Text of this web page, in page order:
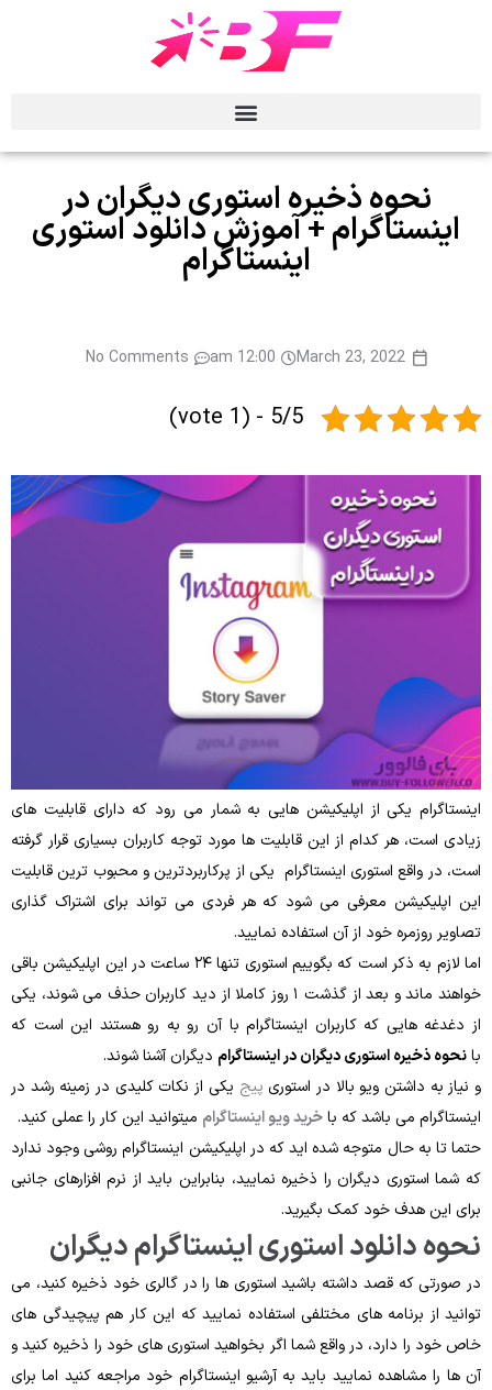
نحوه ذخیره استوری دیگران در
اینستاگرام + آموزش دانلود استوری
اینستاگرام
March 23, 2022
12:00 am
No Comments
5/5 - (1 vote)
اینستاگرام یکی از اپلیکیشن ‌هایی به شمار می‌ رود که دارای قابلیت‌ های
زیادی است، هر کدام از این قابلیت ‌ها مورد توجه کاربران بسیاری قرار گرفته
‌است، در واقع استوری اینستاگرام یکی از پرکاربردترین و محبوب ‌ترین قابلیت
این اپلیکیشن معرفی می ‌شود که هر فردی می ‌تواند برای اشتراک‌ گذاری
تصاویر روزمره خود از آن استفاده نمایید.
اما لازم به ذکر است که بگوییم استوری تنها ۲۴ ساعت در این اپلیکیشن باقی
خواهند ماند و بعد از گذشت ۱ روز کاملا از دید کاربران حذف می ‌شوند، یکی
از دغدغه‌ هایی که کاربران اینستاگرام با آن رو به رو هستند این است که
بانحوه ذخیره استوری دیگران در اینستاگرام دیگران آشنا شوند.
و نیاز به داشتن ویو بالا در استوری پیج یکی از نکات کلیدی در زمینه رشد در
اینستاگرام می باشد که باخرید ویو اینستاگرام میتوانید این کار را عملی کنید.
حتما تا به ‌حال متوجه شده ‌اید که در اپلیکیشن اینستاگرام روشی وجود ندارد
که شما استوری دیگران را ذخیره نمایید، بنابراین باید از نرم‌ افزارهای جانبی
برای این هدف خود کمک بگیرید.
نحوه‌ دانلود استوری اینستاگرام دیگران
در صورتی ‌که قصد داشته باشید استوری ها را در گالری خود ذخیره کنید، می
‌توانید از برنامه ‌های مختلفی استفاده نمایید که این کار هم پیچیدگی‌ های
خاص خود را دارد، در واقع شما اگر بخواهید استوری های خود را ذخیره کنید و
آن‌ ها را مشاهده نمایید باید به آرشیو اینستاگرام خود مراجعه کنید اما برای